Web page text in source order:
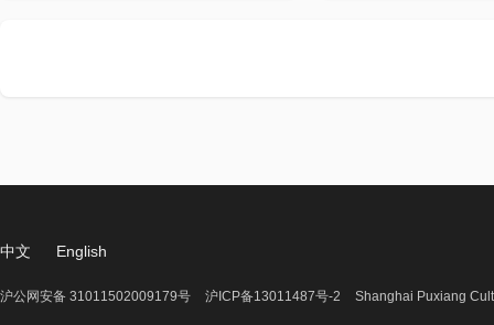
中文 English
沪公网安备 31011502009179号 沪ICP备13011487号-2 Shanghai Puxiang